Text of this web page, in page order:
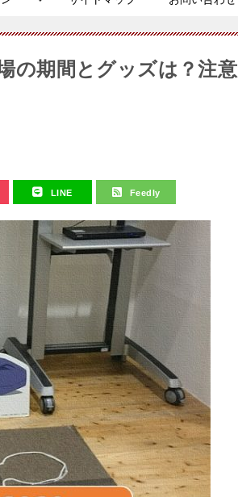
の期間とグッズは？注意
LINE Feedly